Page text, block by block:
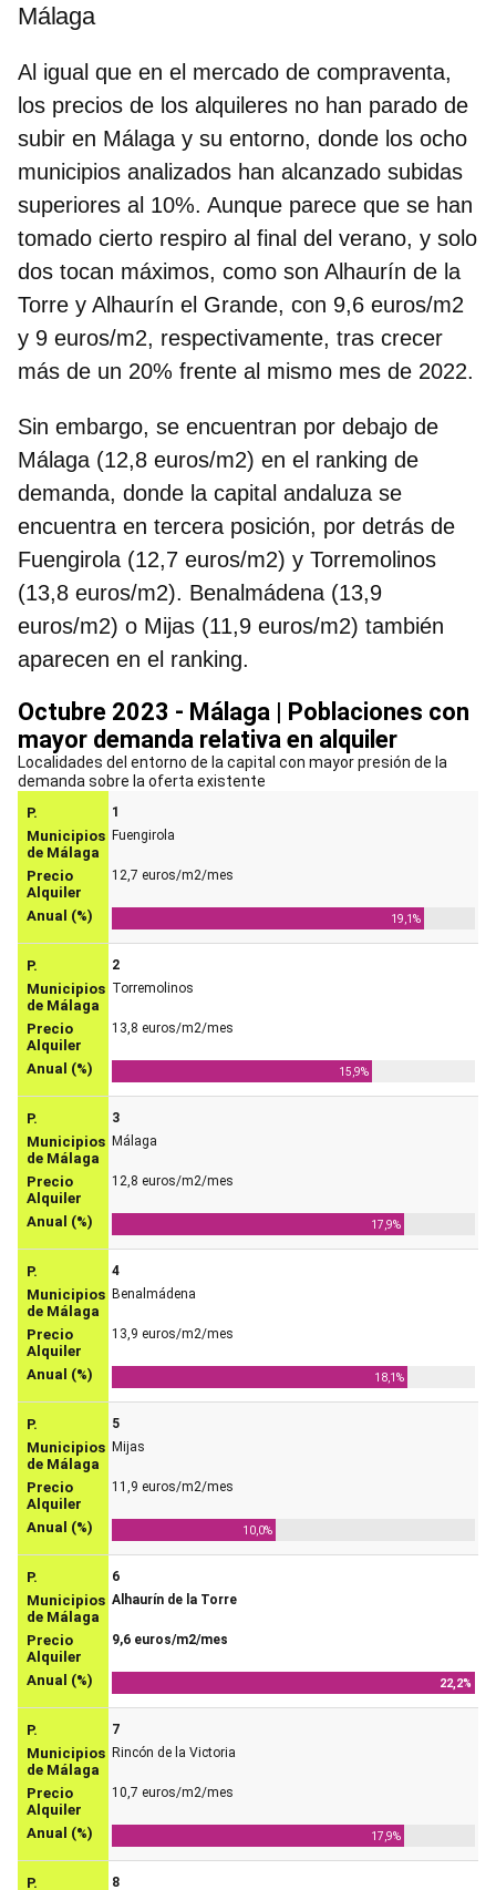
Málaga
Al igual que en el mercado de compraventa,
los precios de los alquileres no han parado de
subir en Málaga y su entorno, donde los ocho
municipios analizados han alcanzado subidas
superiores al 10%. Aunque parece que se han
tomado cierto respiro al final del verano, y solo
dos tocan máximos, como son Alhaurín de la
Torre y Alhaurín el Grande, con 9,6 euros/m2
y 9 euros/m2, respectivamente, tras crecer
más de un 20% frente al mismo mes de 2022.
Sin embargo, se encuentran por debajo de
Málaga (12,8 euros/m2) en el ranking de
demanda, donde la capital andaluza se
encuentra en tercera posición, por detrás de
Fuengirola (12,7 euros/m2) y Torremolinos
(13,8 euros/m2). Benalmádena (13,9
euros/m2) o Mijas (11,9 euros/m2) también
aparecen en el ranking.